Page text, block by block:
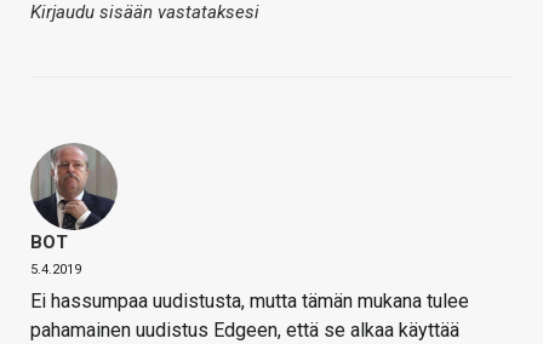
Kirjaudu sisään vastataksesi
BOT
5.4.2019
Ei hassumpaa uudistusta, mutta tämän mukana tulee
pahamainen uudistus Edgeen, että se alkaa käyttää